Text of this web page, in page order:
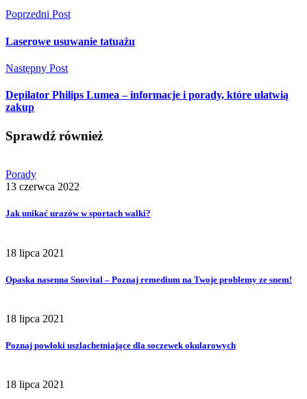
Poprzedni Post
Laserowe usuwanie tatuażu
Następny Post
Depilator Philips Lumea – informacje i porady, które ułatwią
zakup
Sprawdź również
Porady
13 czerwca 2022
Jak unikać urazów w sportach walki?
18 lipca 2021
Opaska nasenna Snovital – Poznaj remedium na Twoje problemy ze snem!
18 lipca 2021
Poznaj powłoki uszlachetniające dla soczewek okularowych
18 lipca 2021